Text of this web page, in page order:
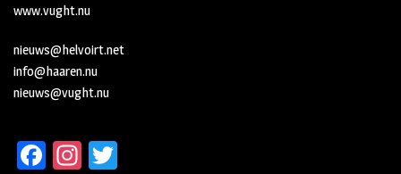
www.vught.nu
nieuws@helvoirt.net
info@haaren.nu
nieuws@vught.nu
Fa In